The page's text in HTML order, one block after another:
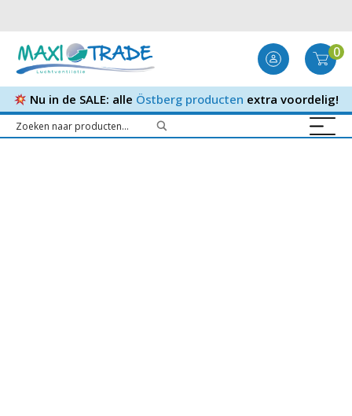
0
Nu in de SALE: alle Östberg producten extra voordelig!